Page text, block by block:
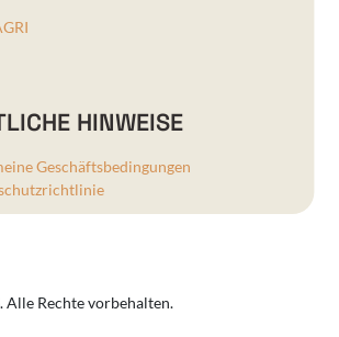
HINWEISE
Geschäftsbedingungen
Alle Rechte vorbehalten.